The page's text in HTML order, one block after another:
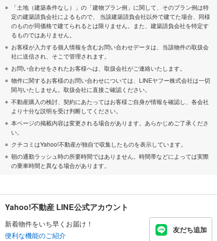
「土地（建築条件なし）」の「建物プラン例」に関して、そのプラン例は特
定の建築請負会社によるもので、 当該建築請負会社以外で建てた場合、同様
のものが同価格で建てられるとは限りません。また、建築請負会社を特定す
るものではありません。
お客様が入力する個人情報を含むお問い合わせデータは、当該物件の取扱会
社に送信され、そこで管理されます。
お問い合わせをされたお客様へは、取扱会社がご連絡いたします。
物件に関するお客様のお問い合わせについては、LINEヤフー株式会社は一切
関与いたしません。取扱会社に直接ご確認ください。
不動産購入の検討、契約にあたってはお客様ご自身が情報を確認し、各会社
より十分な説明を受け判断してください。
本ページの掲載内容は変更される場合があります。あらかじめご了承くださ
い。
クチコミはYahoo!不動産が独自で収集したものを表示しています。
朝の通勤ラッシュ時の所要時間ではありません。時間帯などによっては実際
の乗車時間と異なる場合があります。
Yahoo!不動産 LINE公式アカウント
新着物件をいち早くお届け！
便利な機能のご紹介
友だち追加